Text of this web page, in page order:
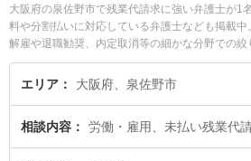
大阪府の泉佐野市で残業代請求に強い弁護士が1
料や分割払いに対応している弁護士なども掲載
解雇や退職勧奨、内定取消等の細かな分野での絞
特に泉佐野法律事務所の植木 和彦弁護士のプロ
みなどが注目されています。『泉佐野市で土日
きる泉佐野市内の弁護士に相談予約したい』な
すめです。
エリア 大阪府、泉佐野市
相談内容 労働・雇用、未払い残業代